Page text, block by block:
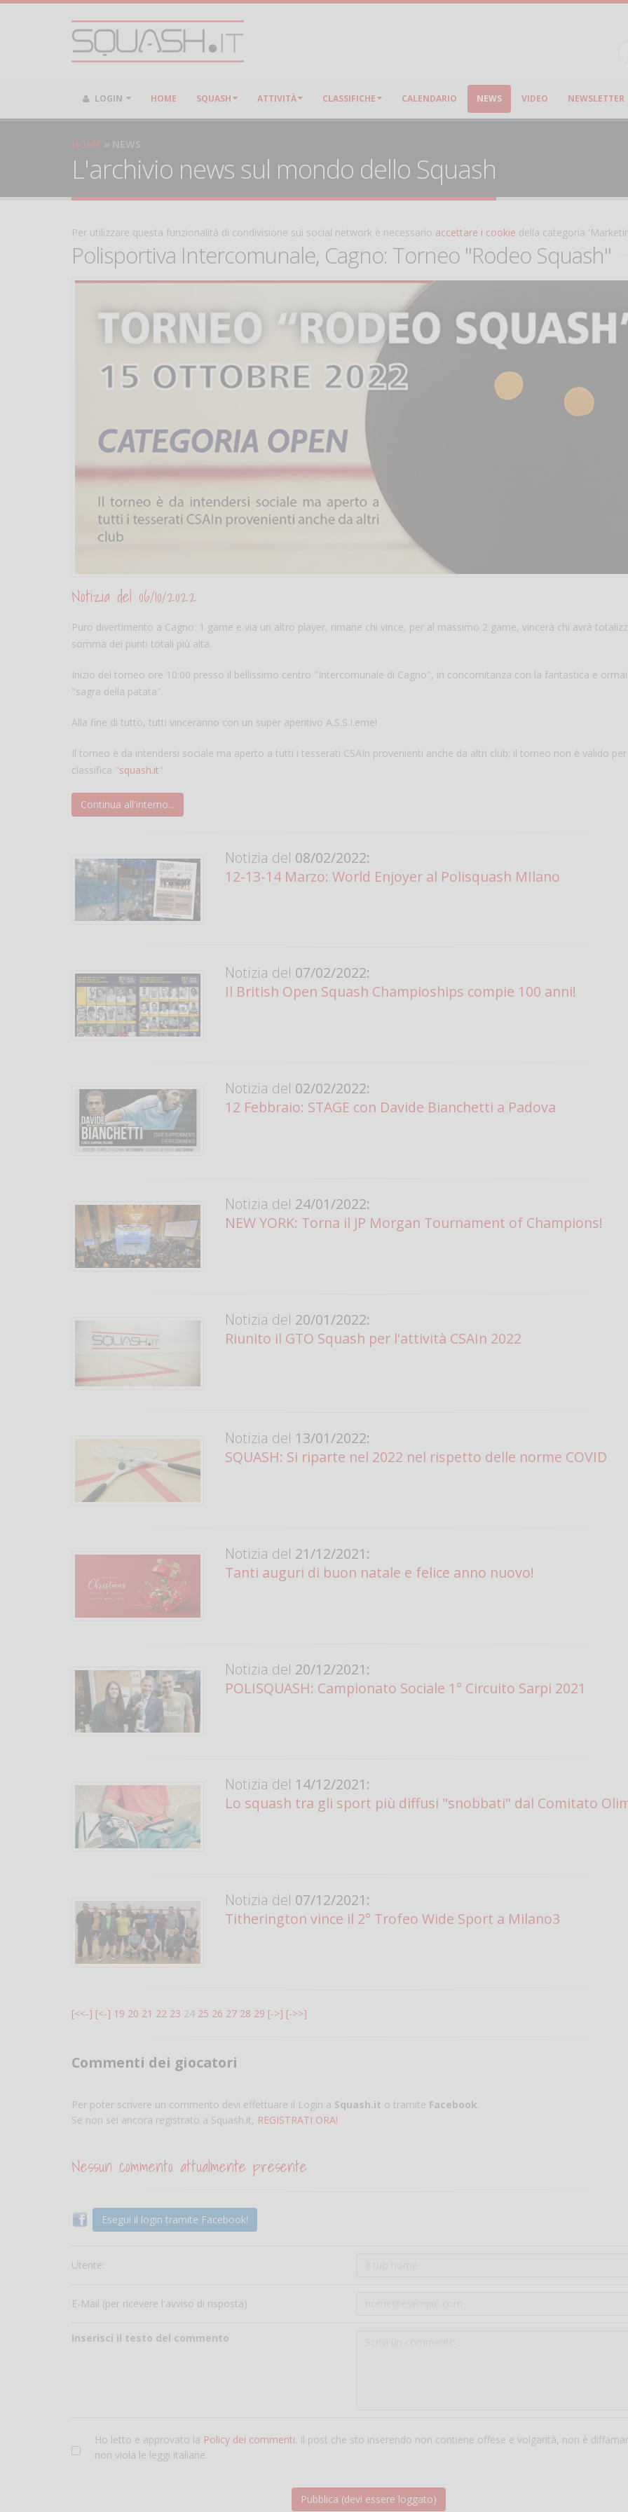
LOGIN HOME SQUASH ATTIVITÀ CLASSIFICHE CALENDARIO NEWS VIDEO NEWSLETTER
HOME NEWS
L'archivio news sul mondo dello Squash
Per utilizzare questa funzionalità di condivisione sui social network è necessario accettare i cookie della categoria
Polisportiva Intercomunale, Cagno: Torneo "Rodeo Squash"
Notizia del 06/10/2022
Puro divertimento a Cagno: 1 game e via un altro player, rimane chi vince, per al massimo 2 game, vincerà chi avrà
somma dei punti totali più alta.
Inizio del torneo ore 10:00 presso il bellissimo centro "Intercomunale di Cagno", in concomitanza con la fantastica e
"sagra della patata".
Alla fine di tutto, tutti vinceranno con un super aperitivo A.S.S.I.eme!
Il torneo è da intendersi sociale ma aperto a tutti i tesserati CSAIn provenienti anche da altri club; il torneo non è valido per
classifica "squash.it "
Continua all'interno...
Notizia del 08/02/2022:
12-13-14 Marzo: World Enjoyer al Polisquash MIlano
Notizia del 07/02/2022:
Il British Open Squash Champioships compie 100 anni!
Notizia del 02/02/2022:
12 Febbraio: STAGE con Davide Bianchetti a Padova
Notizia del 24/01/2022:
NEW YORK: Torna il JP Morgan Tournament of Champions!
Notizia del 20/01/2022:
Riunito il GTO Squash per l'attività CSAIn 2022
Notizia del 13/01/2022:
SQUASH: Si riparte nel 2022 nel rispetto delle norme COVID
Notizia del 21/12/2021:
Tanti auguri di buon natale e felice anno nuovo!
Notizia del 20/12/2021:
POLISQUASH: Campionato Sociale 1° Circuito Sarpi 2021
Notizia del 14/12/2021:
Lo squash tra gli sport più diffusi "snobbati" dal Comitato
Notizia del 07/12/2021:
Titherington vince il 2° Trofeo Wide Sport a Milano3
[<<-] [<-] 19 20 21 22 23 24 25 26 27 28 29 [->] [->>]
Commenti dei giocatori
Per poter scrivere un commento devi effettuare il Login a Squash.it o tramite Facebook.
Se non sei ancora registrato a Squash.it, REGISTRATI ORA!
Nessun commento attualmente presente
Esegui il login tramite Facebook!
Utente:
E-Mail (per ricevere l'avviso di risposta)
Inserisci il testo del commento
Ho letto e approvato la Policy dei commenti. Il post che sto inserendo non contiene offese e volgarità, non è
non viola le leggi italiane.
Devo chiamare il
telefonico o si può fare